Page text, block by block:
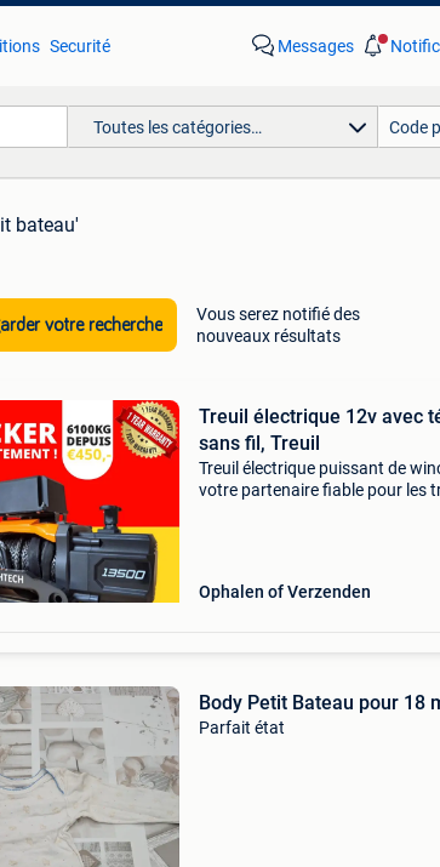
Securité Messages
Toutes les catégories…
bateau'
votre recherche
Vous serez notifié des
nouveaux résultats
Treuil électrique 12v avec
sans fil, Treuil
Treuil électrique puissant de
votre partenaire fiable pour les
Ophalen of Verzenden
Body Petit Bateau pour 18
Parfait état